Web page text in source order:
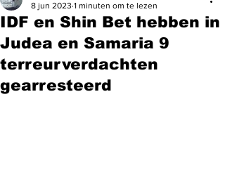
IDF en Shin Bet hebben in
Judea en Samaria 9
terreurverdachten
gearresteerd
8 jun 2023 1 minuten om te lezen